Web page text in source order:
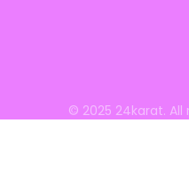
© 2025 24karat. All